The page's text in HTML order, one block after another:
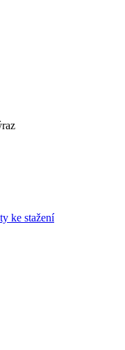
ke stažení